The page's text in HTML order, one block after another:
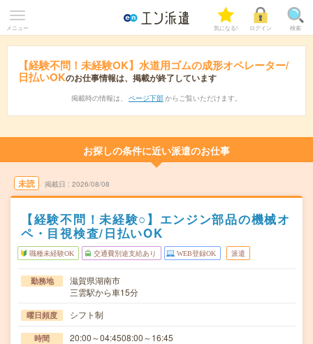
メニュー 気になる! ログイン 検索
【経験不問！未経験OK】水道用ゴムの成形オペレーター/
日払いOKのお仕事情報は、掲載が終了しています
掲載時の情報は、 ページ下部 からご覧いただけます。
お探しの条件に近い派遣のお仕事
未読 掲載日 2026/08/08
【経験不問！未経験○】エンジン部品の機械オ
ペ・目視検査/日払いOK
職種未経験OK 交通費別途支給あり WEB登録OK 派遣
勤務地
滋賀県湖南市
三雲駅から車15分
曜日頻度 シフト制
時間 20:00～04:4508:00～16:45